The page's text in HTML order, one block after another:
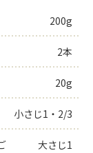
200g
2本
20g
小さじ1・2/3
大さじ1